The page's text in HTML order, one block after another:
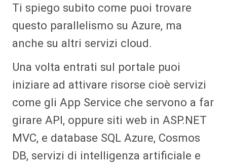
Ti spiego subito come puoi trovare
questo parallelismo su Azure, ma
anche su altri servizi cloud.
Una volta entrati sul portale puoi
iniziare ad attivare risorse cioè servizi
come gli App Service che servono a far
girare API, oppure siti web in ASP.NET
MVC, e database SQL Azure, Cosmos
DB, servizi di intelligenza artificiale e